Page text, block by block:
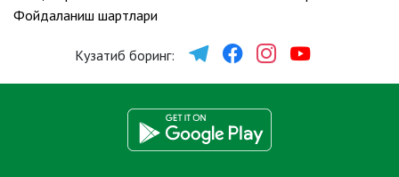
Фойдаланиш шартлари
Кузатиб боринг: